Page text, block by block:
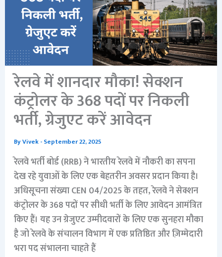
रेलवे में शानदार मौका! सेक्शन
कंट्रोलर के 368 पदों पर निकली
भर्ती, ग्रेजुएट करें आवेदन
ByVivek-September 22, 2025
रेलवे भर्ती बोर्ड (RRB) ने भारतीय रेलवे में नौकरी का सपना
देख रहे युवाओं के लिए एक बेहतरीन अवसर प्रदान किया है।
अधिसूचना संख्या CEN 04/2025 के तहत, रेलवे ने सेक्शन
कंट्रोलर के 368 पदों पर सीधी भर्ती के लिए आवेदन आमंत्रित
किए हैं। यह उन ग्रेजुएट उम्मीदवारों के लिए एक सुनहरा मौका
है जो रेलवे के संचालन विभाग में एक प्रतिष्ठित और ज़िम्मेदारी
भरा पद संभालना चाहते हैं